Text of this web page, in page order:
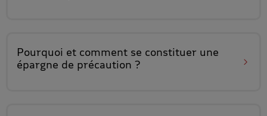
Pourquoi et comment se constituer une
épargne de précaution ?